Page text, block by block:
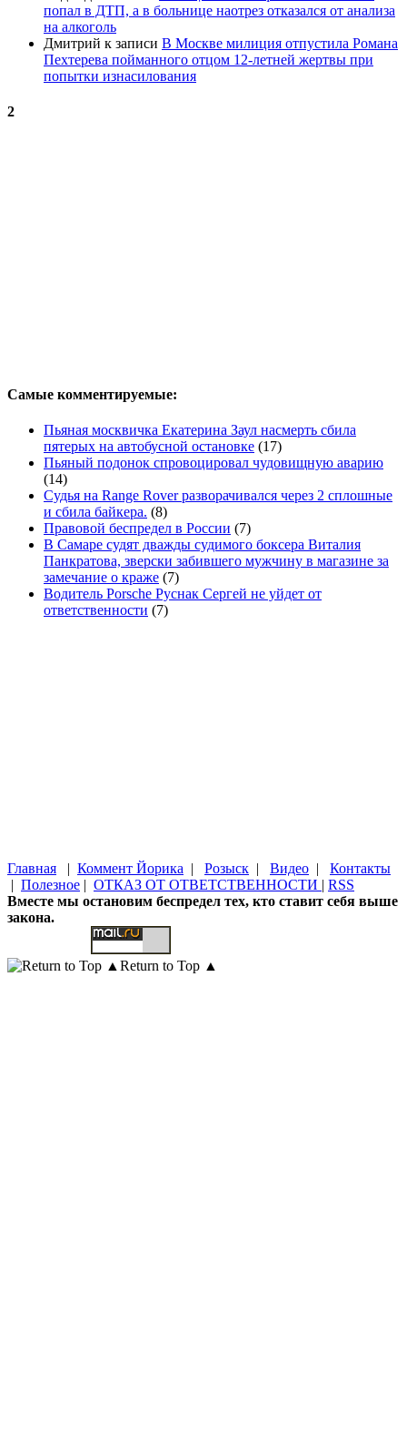
попал в ДТП, а в больнице наотрез отказался от анализа
на алкоголь
Дмитрий к записи В Москве милиция отпустила Романа
Пехтерева пойманного отцом 12-летней жертвы при
попытки изнасилования
2
Самые комментируемые:
Пьяная москвичка Екатерина Заул насмерть сбила
пятерых на автобусной остановке (17)
Пьяный подонок спровоцировал чудовищную аварию
(14)
Судья на Range Rover разворачивался через 2 сплошные
и сбила байкера. (8)
Правовой беспредел в России (7)
В Самаре судят дважды судимого боксера Виталия
Панкратова, зверски забившего мужчину в магазине за
замечание о краже (7)
Водитель Porsche Руснак Сергей не уйдет от
ответственности (7)
Главная | Коммент Йорика | Розыск | Видео | Контакты
| Полезное | ОТКАЗ ОТ ОТВЕТСТВЕННОСТИ | RSS
Вместе мы остановим беспредел тех, кто ставит себя выше
закона.
Return to Top ▲